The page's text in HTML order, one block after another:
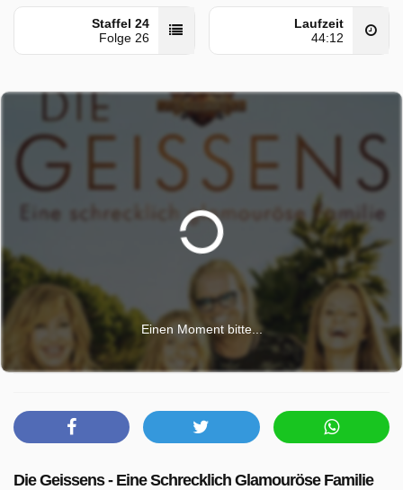
Staffel 24
Folge 26
Laufzeit
44:12
Einen Moment bitte...
Die Geissens - Eine Schrecklich Glamouröse Familie